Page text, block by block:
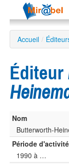
Le réseau
Soutien
Listes
Recherche
avancée
EN
ES
Accueil /
Éditeur
Nom
Butterworth-
Période d'activité
1990 à …